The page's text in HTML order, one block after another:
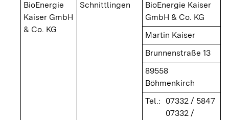
BioEnergie
Kaiser GmbH
& Co. KG
Schnittlingen
BioEnergie Kaiser
GmbH & Co. KG
Martin Kaiser
Brunnenstraße 13
89558
Böhmenkirch
Tel.:
07332 / 5847
07332 /